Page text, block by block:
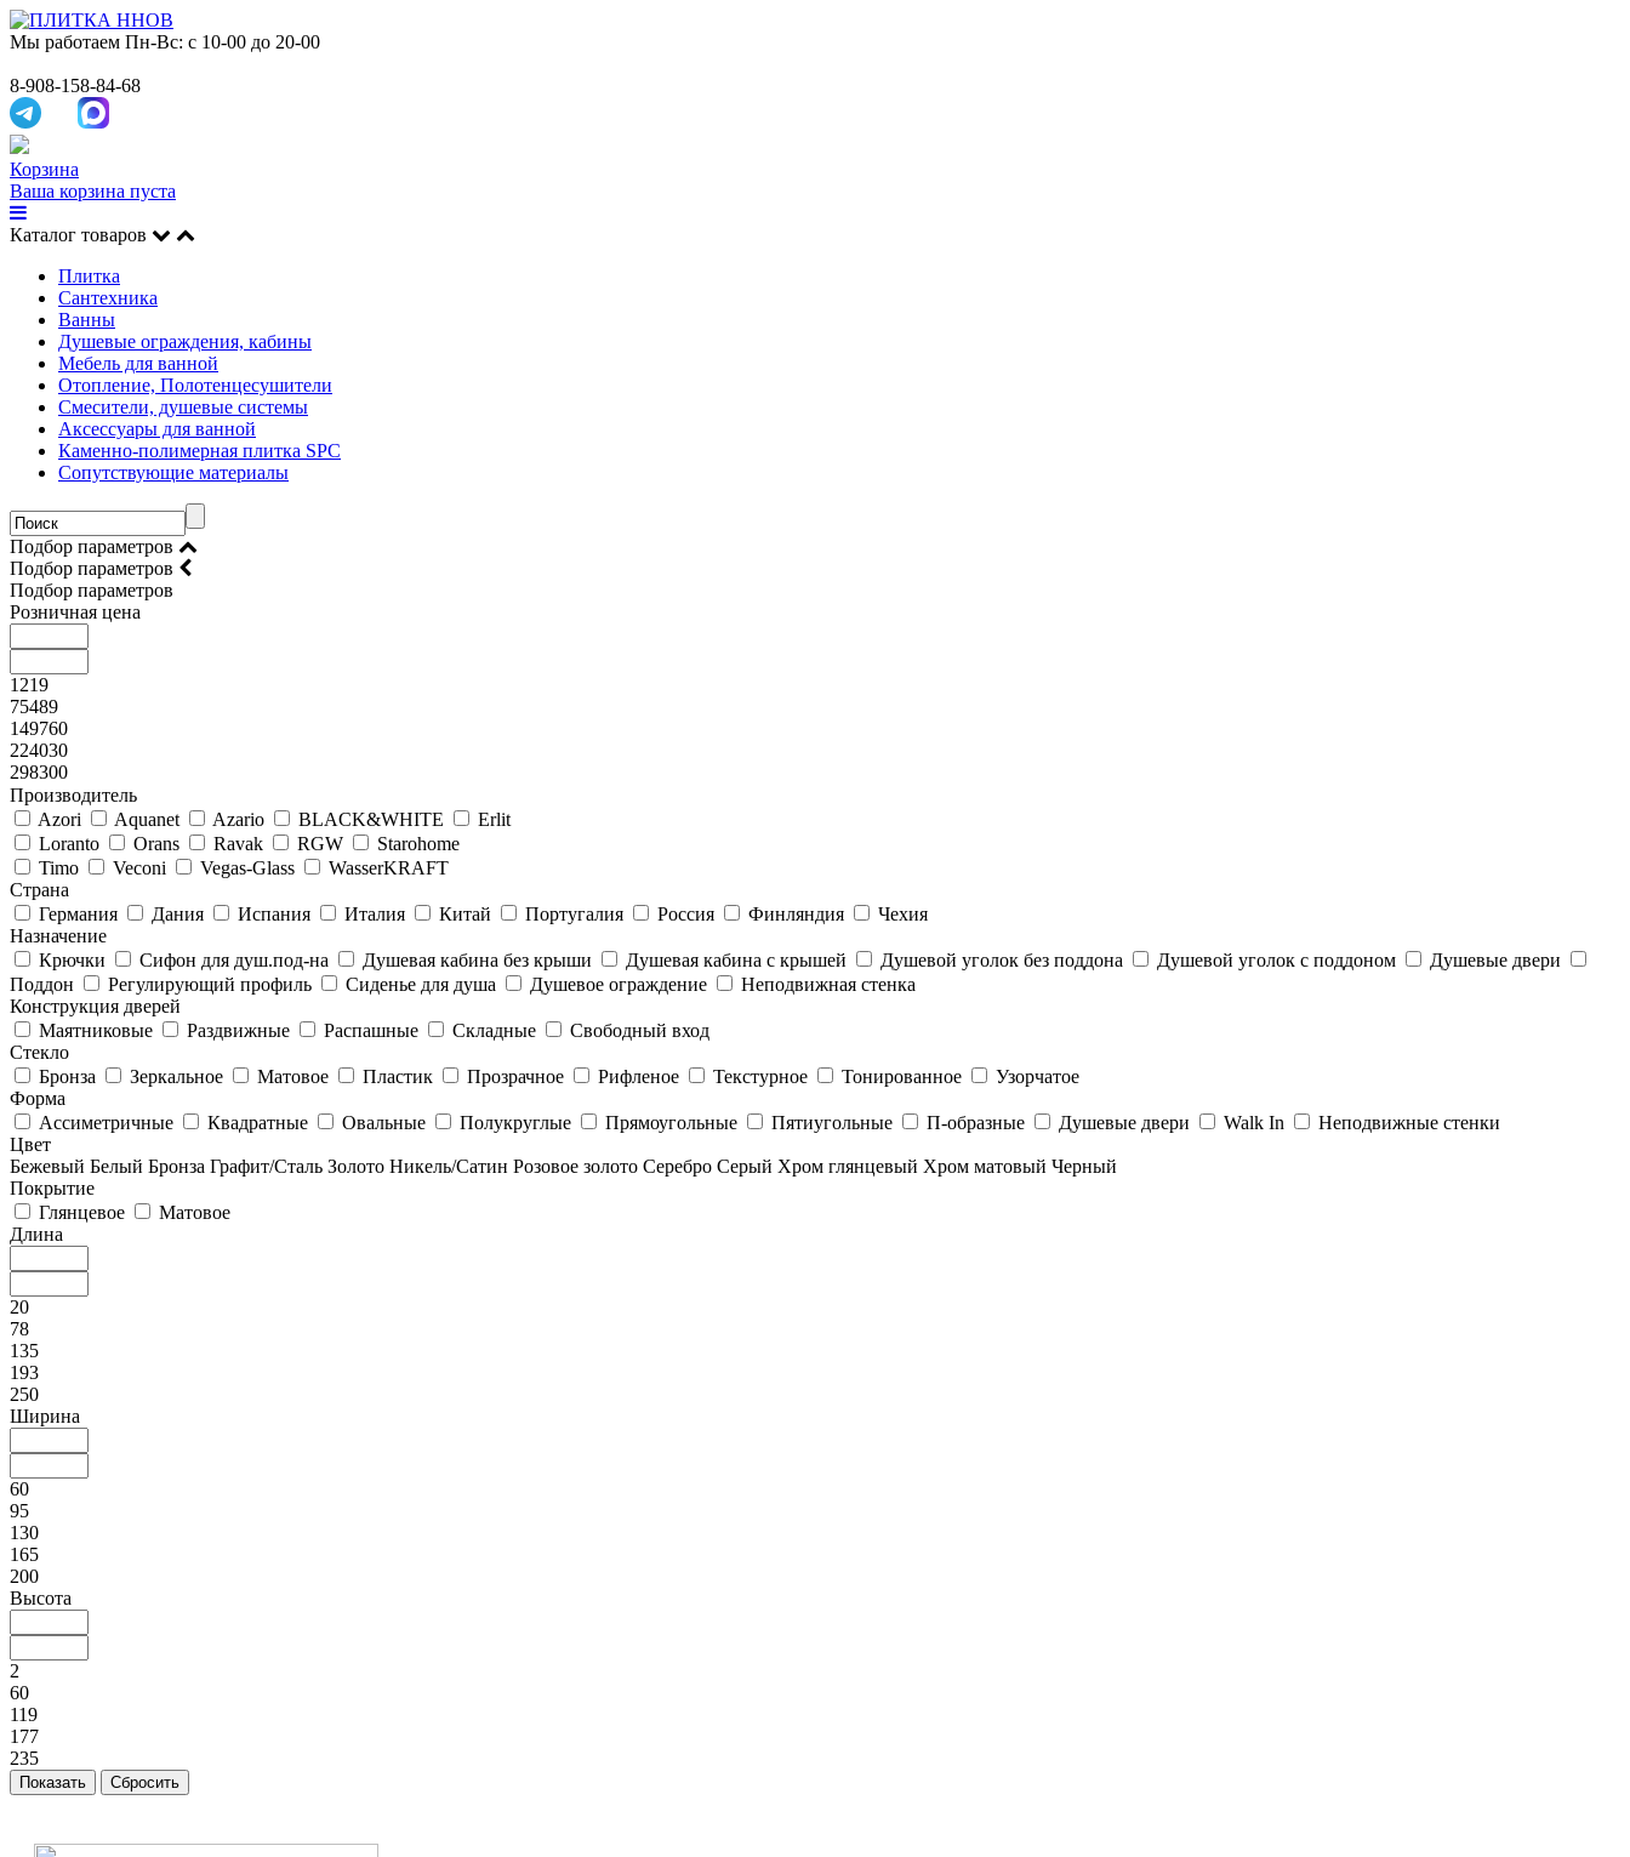
Мы работаем Пн-Вс: с 10-00 до 20-00
8-908-158-84-68
Корзина
Ваша корзина пуста
Каталог товаров
Плитка
Сантехника
Ванны
Душевые ограждения, кабины
Мебель для ванной
Отопление, Полотенцесушители
Смесители, душевые системы
Аксессуары для ванной
Каменно-полимерная плитка SPC
Сопутствующие материалы
Подбор параметров
Подбор параметров
Подбор параметров
Розничная цена
1219
75489
149760
224030
298300
Производитель
Azori
Aquanet Azario BLACK&WHITE
Erlit
Loranto
Orans Ravak RGW
Starohome
Timo
Veconi Vegas-Glass
WasserKRAFT
Страна
Германия
Дания Испания Италия Китай Португалия Россия Финляндия
Чехия
Назначение
Крючки
Сифон для душ.под-на Душевая кабина без крыши Душевая кабина с крышей Душевой уголок без поддона Душевой уголок с поддоном
Душевые двери
Поддон
Регулирующий профиль Сиденье для душа Душевое ограждение
Неподвижная стенка
Конструкция дверей
Маятниковые
Раздвижные Распашные Складные
Свободный вход
Стекло
Бронза
Зеркальное Матовое Пластик Прозрачное Рифленое Текстурное Тонированное
Узорчатое
Форма
Ассиметричные
Квадратные Овальные Полукруглые Прямоугольные Пятиугольные П-образные Душевые двери Walk In
Неподвижные стенки
Цвет
Бежевый Белый Бронза Графит/Сталь Золото Никель/Сатин Розовое золото Серебро Серый Хром глянцевый Хром матовый Черный
Покрытие
Глянцевое
Матовое
Длина
20
78
135
193
250
Ширина
60
95
130
165
200
Высота
2
60
119
177
235